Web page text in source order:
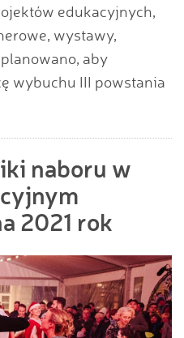
edukacyjnych,
wystawy,
aby
wybuchu III powstania
naboru w
2021 rok